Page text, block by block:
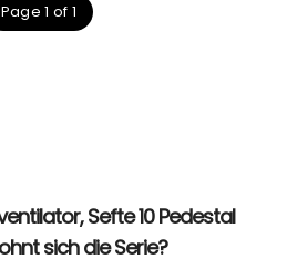
Page 1 of 1